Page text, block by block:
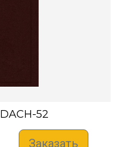
DACH-52
Заказать